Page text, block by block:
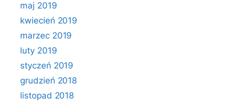
maj 2019
kwiecień 2019
marzec 2019
luty 2019
styczeń 2019
grudzień 2018
listopad 2018